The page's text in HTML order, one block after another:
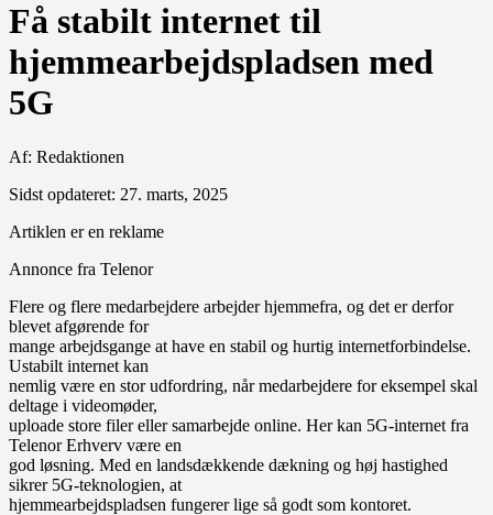
Få stabilt internet til
hjemmearbejdspladsen med
5G
Af: Redaktionen
Sidst opdateret: 27. marts, 2025
Artiklen er en reklame
Annonce fra Telenor
Flere og flere medarbejdere arbejder hjemmefra, og det er derfor
blevet afgørende for
mange arbejdsgange at have en stabil og hurtig internetforbindelse.
Ustabilt internet kan
nemlig være en stor udfordring, når medarbejdere for eksempel skal
deltage i videomøder,
uploade store filer eller samarbejde online. Her kan 5G-internet fra
Telenor Erhverv være en
god løsning. Med en landsdækkende dækning og høj hastighed
sikrer 5G-teknologien, at
hjemmearbejdspladsen fungerer lige så godt som kontoret.